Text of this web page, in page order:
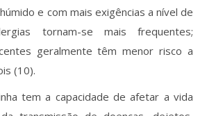
e com mais exigências a nível de
tornam-se mais frequentes;
geralmente têm menor risco a
(10).
tem a capacidade de afetar a vida